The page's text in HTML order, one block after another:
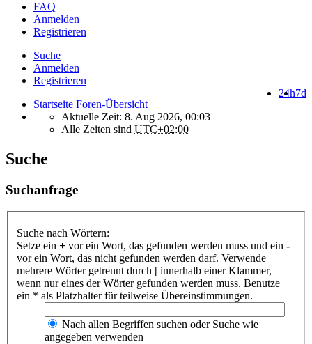
FAQ
Anmelden
Registrieren
Suche
Anmelden
Registrieren
7d
24h
Startseite Foren-Übersicht
Aktuelle Zeit: 8. Aug 2026, 00:03
Alle Zeiten sind UTC+02:00
Suche
Suchanfrage
Suche nach Wörtern:
Setze ein + vor ein Wort, das gefunden werden muss und ein -
vor ein Wort, das nicht gefunden werden darf. Verwende
mehrere Wörter getrennt durch | innerhalb einer Klammer,
wenn nur eines der Wörter gefunden werden muss. Benutze
ein * als Platzhalter für teilweise Übereinstimmungen.
Nach allen Begriffen suchen oder Suche wie
angegeben verwenden